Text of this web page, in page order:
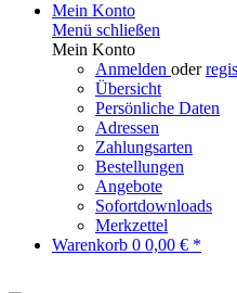
Mein Konto
Menü schließen
Mein Konto
Anmelden oder
Übersicht
Persönliche Daten
Adressen
Zahlungsarten
Bestellungen
Angebote
Sofortdownloads
Merkzettel
Warenkorb 0 0,00 € *